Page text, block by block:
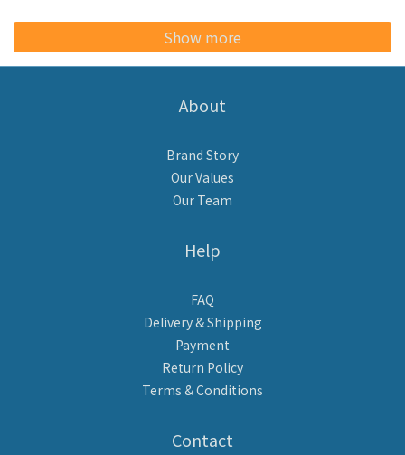
Show more
About
Brand Story
Our Values
Our Team
Help
FAQ
Delivery & Shipping
Payment
Return Policy
Terms & Conditions
Contact